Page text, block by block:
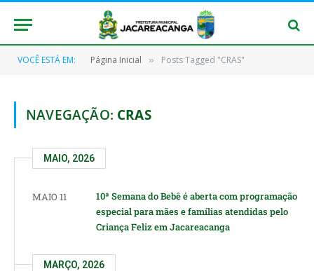
VOCÊ ESTÁ EM: Página Inicial » Posts Tagged "CRAS"
NAVEGAÇÃO: CRAS
MAIO, 2026
MAIO 11
10ª Semana do Bebê é aberta com programação
especial para mães e famílias atendidas pelo
Criança Feliz em Jacareacanga
MARÇO, 2026